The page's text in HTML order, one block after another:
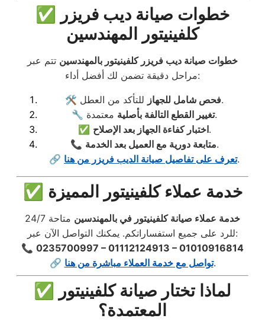
✅ خطوات صيانة ديب فريزر
كلفينيتور المهندسين
خطوات صيانة ديب فريزر كلفينيتور بالمهندسين تتم عبر
مراحل دقيقة تضمن لك أفضل أداء:
🛠️ فحص شامل للجهازللتأكد من العطل.
🔧
تغيير القطع التالفة بأصليةمعتمدة.
✅ اختبار كفاءة الجهاز بعد الإصلاح.
📞 متابعة دورية مع العميل بعد الخدمة.
🔗 تعرف على تفاصيل صيانة الديب فريزر من هنا.
✅ خدمة عملاء كلفينيتور المميزة
خدمة عملاء صيانة كلفينيتور في بالمهندسين
متاحة 24/7
للرد على جميع استفساراتكم. يمكنك التواصل الآن عبر:
📞 0235700997 – 01112124913 – 01010916814
🔗 تواصل مع خدمة العملاء مباشرة من هنا.
✅ لماذا تختار صيانة كلفينيتور
المعتمدة؟